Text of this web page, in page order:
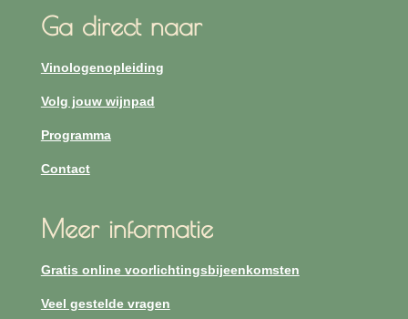
Ga direct naar
Vinologenopleiding
Volg jouw wijnpad
Programma
Contact
Meer informatie
Gratis online voorlichtingsbijeenkomsten
Veel gestelde vragen